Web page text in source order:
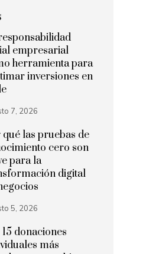
empresarial
herramienta para
inversiones en
7, 2026
las pruebas de
cero son
para la
digital
5, 2026
donaciones
más